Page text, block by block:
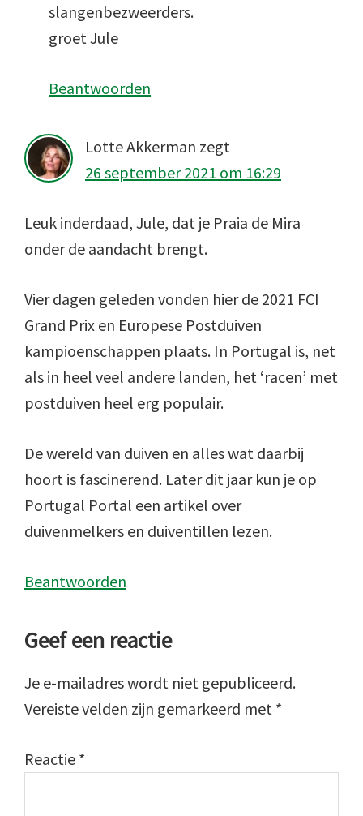
slangenbezweerders.
groet Jule
Beantwoorden
Lotte Akkerman zegt
26 september 2021 om 16:29
Leuk inderdaad, Jule, dat je Praia de Mira
onder de aandacht brengt.
Vier dagen geleden vonden hier de 2021 FCI
Grand Prix en Europese Postduiven
kampioenschappen plaats. In Portugal is, net
als in heel veel andere landen, het ‘racen’ met
postduiven heel erg populair.
De wereld van duiven en alles wat daarbij
hoort is fascinerend. Later dit jaar kun je op
Portugal Portal een artikel over
duivenmelkers en duiventillen lezen.
Beantwoorden
Geef een reactie
Je e-mailadres wordt niet gepubliceerd.
Vereiste velden zijn gemarkeerd met *
Reactie *